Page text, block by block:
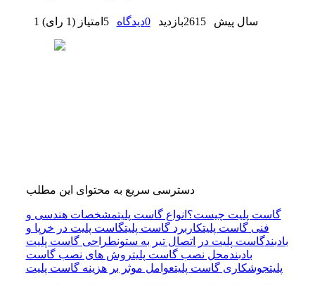
1 سال پیش 2615بازدید 0دیدگاه 5 امتیاز (1 رای )
دسترسی سریع به محتوای این مطلب
گاست پلیت چیست؟ انواع گاست پلیتمشخصات هندسی و
فنی گاست پلیتکاربرد گاست پلیتگاست پلیت در خرپا و
بادبندگاست پلیت در اتصال تیر به ستونطراحی گاست پلیت
بادبندمحل نصب گاست پلیتروش‌ های نصب گاست
پلیتجوشکاری گاست پلیتعوامل موثر بر هزینه گاست پلیت